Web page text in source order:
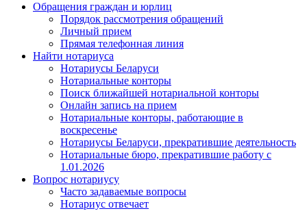
Обращения граждан и юрлиц
Порядок рассмотрения обращений
Личный прием
Прямая телефонная линия
Найти нотариуса
Нотариусы Беларуси
Нотариальные конторы
Поиск ближайшей нотариальной конторы
Онлайн запись на прием
Нотариальные конторы, работающие в
воскресенье
Нотариусы Беларуси, прекратившие деятельность
Нотариальные бюро, прекратившие работу с
1.01.2026
Вопрос нотариусу
Часто задаваемые вопросы
Нотариус отвечает